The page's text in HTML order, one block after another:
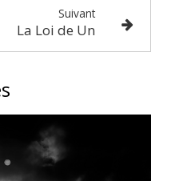
Suivant
La Loi de Un